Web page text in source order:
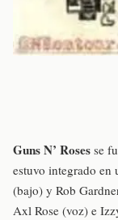
Guns N’ Roses se
estuvo integrado
(bajo) y Rob
Axl Rose (voz) e